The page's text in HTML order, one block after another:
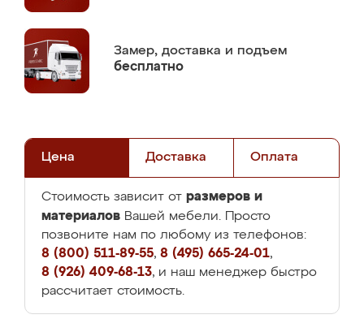
Замер, доставка и подъем
бесплатно
Цена Доставка Оплата
Стоимость зависит от размеров и
материалов Вашей мебели. Просто
позвоните нам по любому из телефонов:
8 (800) 511-89-55, 8 (495) 665-24-01,
8 (926) 409-68-13, и наш менеджер быстро
рассчитает стоимость.